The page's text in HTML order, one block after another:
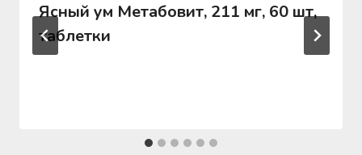
Ясный ум Метабовит, 211 мг, 60 шт,
таблетки